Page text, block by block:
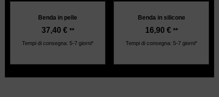
Benda in pelle
37,40 € **
Tempi di consegna: 5-7 giorni*
Benda in silicone
16,90 € **
Tempi di consegna: 5-7 giorni*